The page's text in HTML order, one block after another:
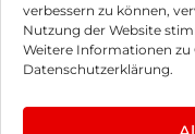
verbessern zu können,
Nutzung der Website
Weitere Informationen zu
Datenschutzerklärung.
Impressum